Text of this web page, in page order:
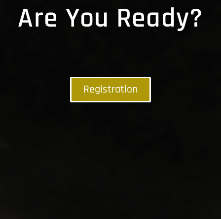
Are You Ready?
Registration